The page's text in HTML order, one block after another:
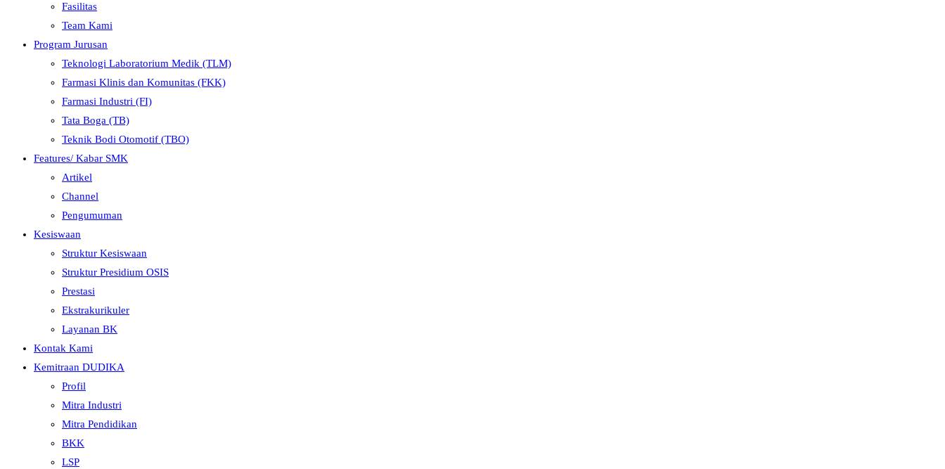
Fasilitas
Team Kami
Program Jurusan
Teknologi Laboratorium Medik (TLM)
Farmasi Klinis dan Komunitas (FKK)
Farmasi Industri (FI)
Tata Boga (TB)
Teknik Bodi Otomotif (TBO)
Features/ Kabar SMK
Artikel
Channel
Pengumuman
Kesiswaan
Struktur Kesiswaan
Struktur Presidium OSIS
Prestasi
Ekstrakurikuler
Layanan BK
Kontak Kami
Kemitraan DUDIKA
Profil
Mitra Industri
Mitra Pendidikan
BKK
LSP